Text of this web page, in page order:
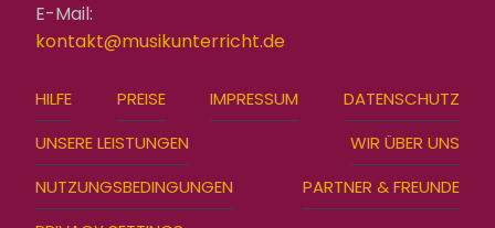
E-Mail:
kontakt@musikunterricht.de
FOOTER
MENU
HILFE PREISE IMPRESSUM
DATENSCHUTZ
UNSERE LEISTUNGEN
WIR ÜBER UNS
NUTZUNGSBEDINGUNGEN
PARTNER & FREUNDE